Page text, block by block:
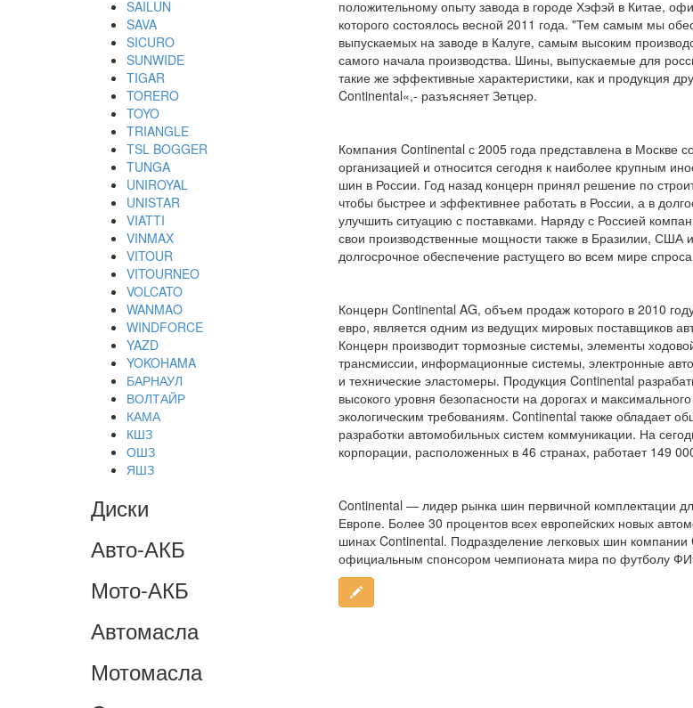
SAILUN
SAVA
SICURO
SUNWIDE
TIGAR
TORERO
TOYO
TRIANGLE
TSL BOGGER
TUNGA
UNIROYAL
UNISTAR
VIATTI
VINMAX
VITOUR
VITOURNEO
VOLCATO
WANMAO
WINDFORCE
YAZD
YOKOHAMA
БАРНАУЛ
ВОЛТАЙР
КАМА
КШЗ
ОШЗ
ЯШЗ
Диски
Авто-АКБ
Мото-АКБ
Автомасла
Мотомасла
положительному опыту завода в городе Хэфэй в Китае,
которого состоялось весной 2011 года. "Тем самым мы
выпускаемых на заводе в Калуге, самым высоким
самого начала производства. Шины, выпускаемые для
такие же эффективные характеристики, как и продукция
Continental«,- разъясняет Зетцер.
Компания Continental с 2005 года представлена в Москве
организацией и относится сегодня к наиболее крупным
шин в России. Год назад концерн принял решение по
чтобы быстрее и эффективнее работать в России, а в
улучшить ситуацию с поставками. Наряду с Россией
свои производственные мощности также в Бразилии, США
долгосрочное обеспечение растущего во всем мире
Концерн Continental AG, объем продаж которого в 2010
евро, является одним из ведущих мировых поставщиков
Концерн производит тормозные системы, элементы
трансмиссии, информационные системы, электронные
и технические эластомеры. Продукция Continental
высокого уровня безопасности на дорогах и максимального
экологическим требованиям. Continental также обладает
разработки автомобильных систем коммуникации. На
корпорации, расположенных в 46 странах, работает 149
Continental — лидер рынка шин первичной комплектации
Европе. Более 30 процентов всех европейских новых
шинах Continental. Подразделение легковых шин компании
официальным спонсором чемпионата мира по футболу